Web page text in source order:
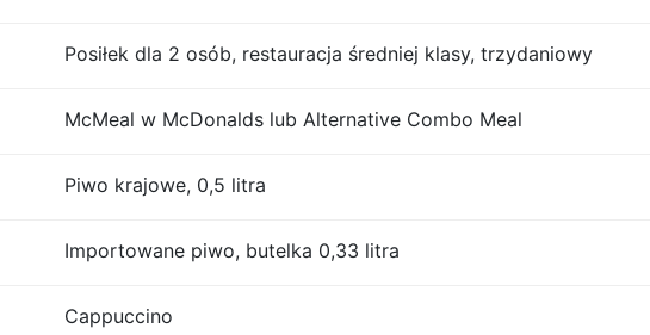
Posiłek dla 2 osób, restauracja średniej klasy, trzydaniowy
McMeal w McDonalds lub Alternative Combo Meal
Piwo krajowe, 0,5 litra
Importowane piwo, butelka 0,33 litra
Cappuccino